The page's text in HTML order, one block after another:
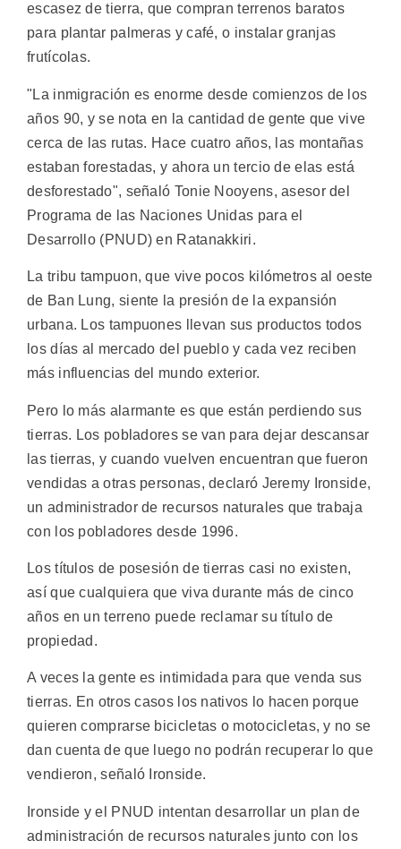
escasez de tierra, que compran terrenos baratos
para plantar palmeras y café, o instalar granjas
frutícolas.
"La inmigración es enorme desde comienzos de los
años 90, y se nota en la cantidad de gente que vive
cerca de las rutas. Hace cuatro años, las montañas
estaban forestadas, y ahora un tercio de elas está
desforestado", señaló Tonie Nooyens, asesor del
Programa de las Naciones Unidas para el
Desarrollo (PNUD) en Ratanakkiri.
La tribu tampuon, que vive pocos kilómetros al oeste
de Ban Lung, siente la presión de la expansión
urbana. Los tampuones llevan sus productos todos
los días al mercado del pueblo y cada vez reciben
más influencias del mundo exterior.
Pero lo más alarmante es que están perdiendo sus
tierras. Los pobladores se van para dejar descansar
las tierras, y cuando vuelven encuentran que fueron
vendidas a otras personas, declaró Jeremy Ironside,
un administrador de recursos naturales que trabaja
con los pobladores desde 1996.
Los títulos de posesión de tierras casi no existen,
así que cualquiera que viva durante más de cinco
años en un terreno puede reclamar su título de
propiedad.
A veces la gente es intimidada para que venda sus
tierras. En otros casos los nativos lo hacen porque
quieren comprarse bicicletas o motocicletas, y no se
dan cuenta de que luego no podrán recuperar lo que
vendieron, señaló Ironside.
Ironside y el PNUD intentan desarrollar un plan de
administración de recursos naturales junto con los